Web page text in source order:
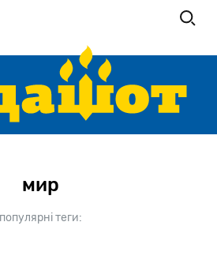
мир
популярні теги: